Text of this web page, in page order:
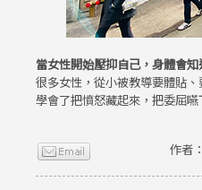
當女性開始壓抑自己，身體會知
很多女性，從小被教導要體貼
學會了把憤怒藏起來，把委屈
作者